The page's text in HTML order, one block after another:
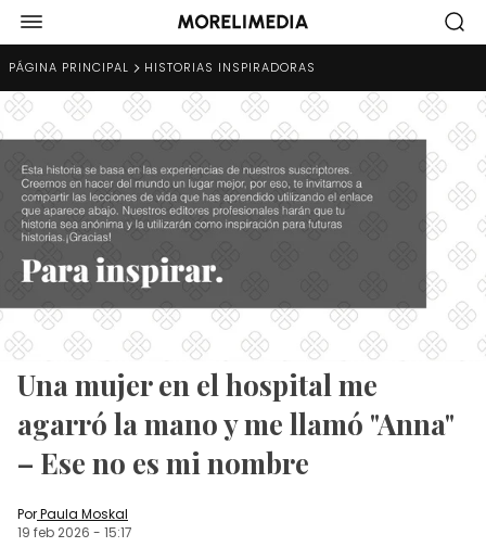
PÁGINA PRINCIPAL HISTORIAS INSPIRADORAS
Una mujer en el hospital me
agarró la mano y me llamó "Anna"
– Ese no es mi nombre
PorPaula Moskal
19 feb 2026 - 15:17